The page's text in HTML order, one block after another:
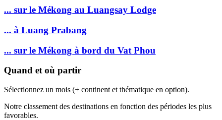
... sur le Mékong au Luangsay Lodge
... à Luang Prabang
... sur le Mékong à bord du Vat Phou
Quand et où partir
Sélectionnez un mois (+ continent et thématique en option).
Notre classement des destinations en fonction des périodes les plus
favorables.